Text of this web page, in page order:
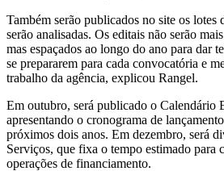
Também serão publicados no site os lotes
serão analisadas. Os editais não serão
mas espaçados ao longo do ano para dar
se prepararem para cada convocatória e
trabalho da agência, explicou Rangel.
Em outubro, será publicado o Calendário
apresentando o cronograma de
próximos dois anos. Em dezembro, será
Serviços, que fixa o tempo estimado para
operações de financiamento.